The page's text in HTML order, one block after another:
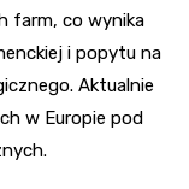
farm, co wynika
i popytu na
Aktualnie
w Europie pod